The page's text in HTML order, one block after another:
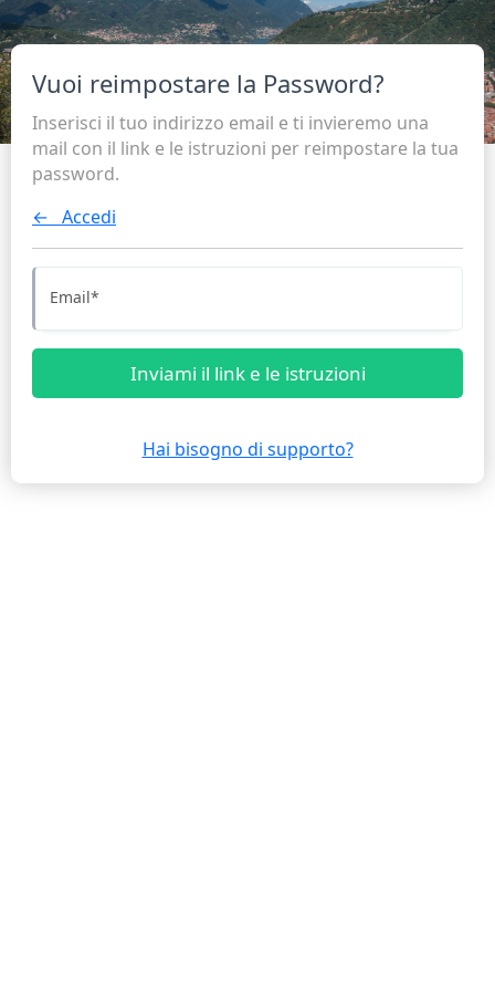
Vuoi reimpostare la Password?
Inserisci il tuo indirizzo email e ti invieremo una
mail con il link e le istruzioni per reimpostare la tua
password.
← Accedi
Email*
Inviami il link e le istruzioni
Hai bisogno di supporto?